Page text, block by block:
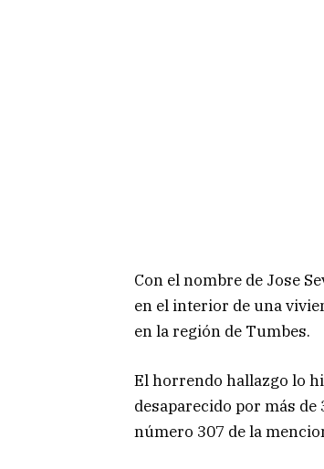
Con el nombre de Jose
en el interior de una
en la región de Tumbes.
El horrendo hallazgo lo
desaparecido por más
número 307 de la